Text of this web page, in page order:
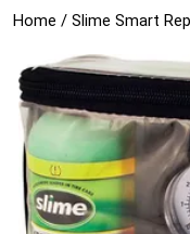
Home / Slime Smart